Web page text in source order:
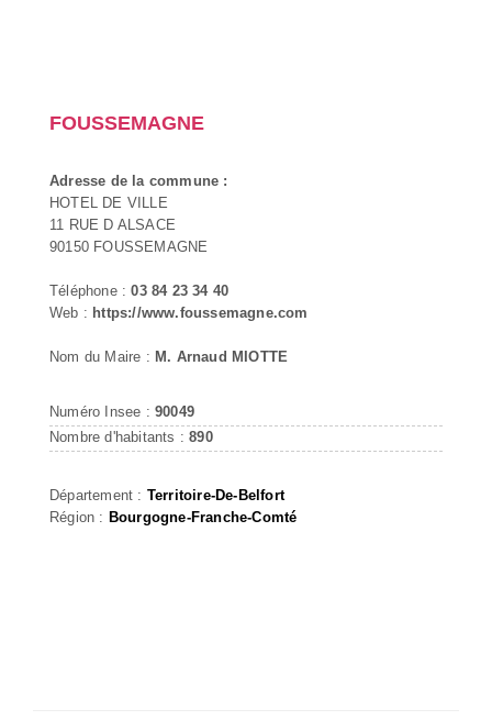
FOUSSEMAGNE
Adresse de la commune :
HOTEL DE VILLE
11 RUE D ALSACE
90150 FOUSSEMAGNE
Téléphone :03 84 23 34 40
Web : https://www.foussemagne.com
Nom du Maire : M. Arnaud MIOTTE
Numéro Insee : 90049
Nombre d'habitants :890
Département : Territoire-De-Belfort
Région : Bourgogne-Franche-Comté